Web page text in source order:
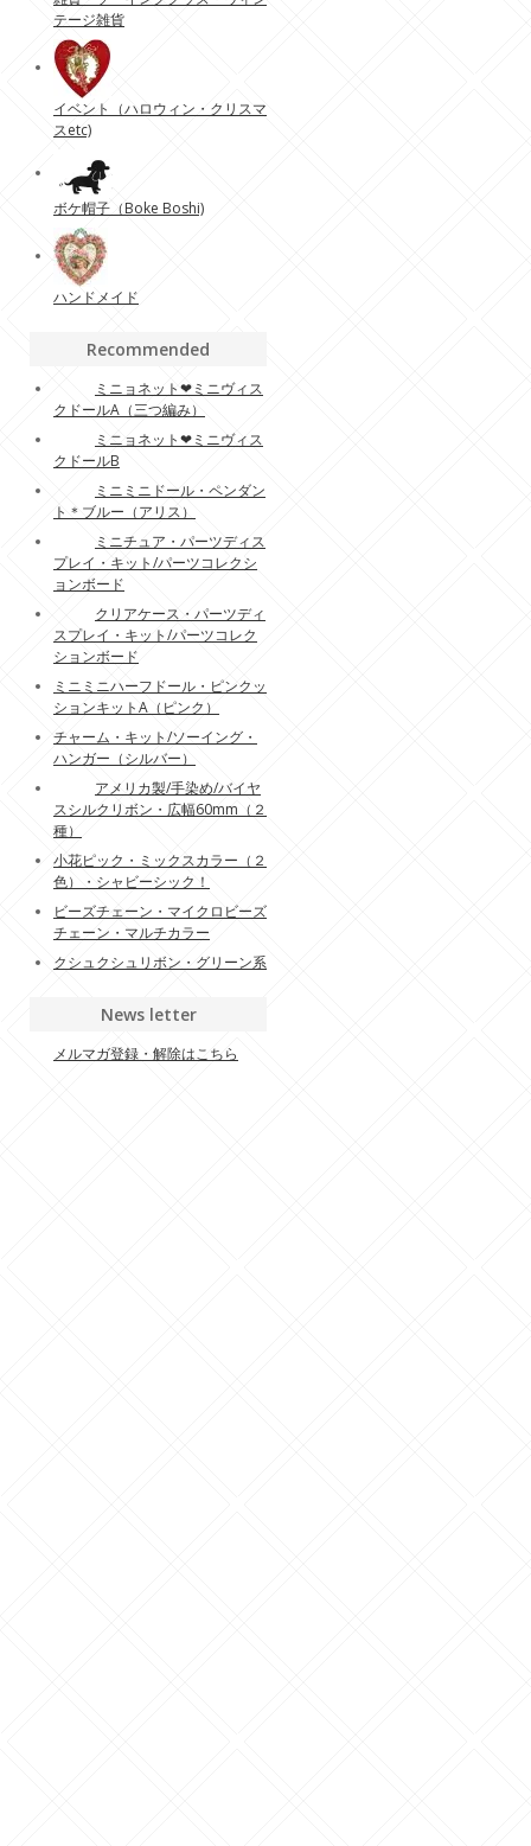
テージ雑貨
イベント（ハロウィン・クリスマ
スetc)
ボケ帽子（Boke Boshi)
ハンドメイド
Recommended
ミニョネット❤︎ミニヴィス
クドールA（三つ編み）
ミニョネット❤︎ミニヴィス
クドールB
ミニミニドール・ペンダン
ト＊ブルー（アリス）
ミニチュア・パーツディス
プレイ・キット/パーツコレクシ
ョンボード
クリアケース・パーツディ
スプレイ・キット/パーツコレク
ションボード
ミニミニハーフドール・ピンクッ
ションキットA（ピンク）
チャーム・キット/ソーイング・
ハンガー（シルバー）
アメリカ製/手染め/バイヤ
スシルクリボン・広幅60mm（２
種）
小花ピック・ミックスカラー（２
色）・シャビーシック！
ビーズチェーン・マイクロビーズ
チェーン・マルチカラー
クシュクシュリボン・グリーン系
News letter
メルマガ登録・解除はこちら